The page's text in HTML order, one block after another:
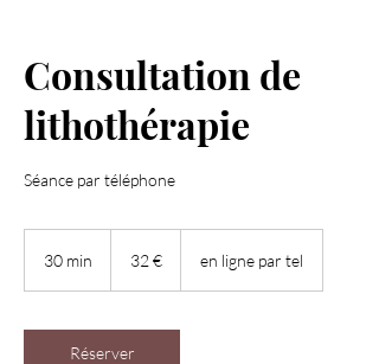
Consultation de
lithothérapie
Séance par téléphone
30 min
i
n
32 € en ligne par tel
Réserver